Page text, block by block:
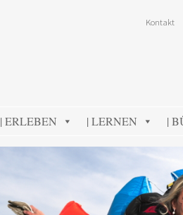
Kontakt
| ERLEBEN | LERNEN |